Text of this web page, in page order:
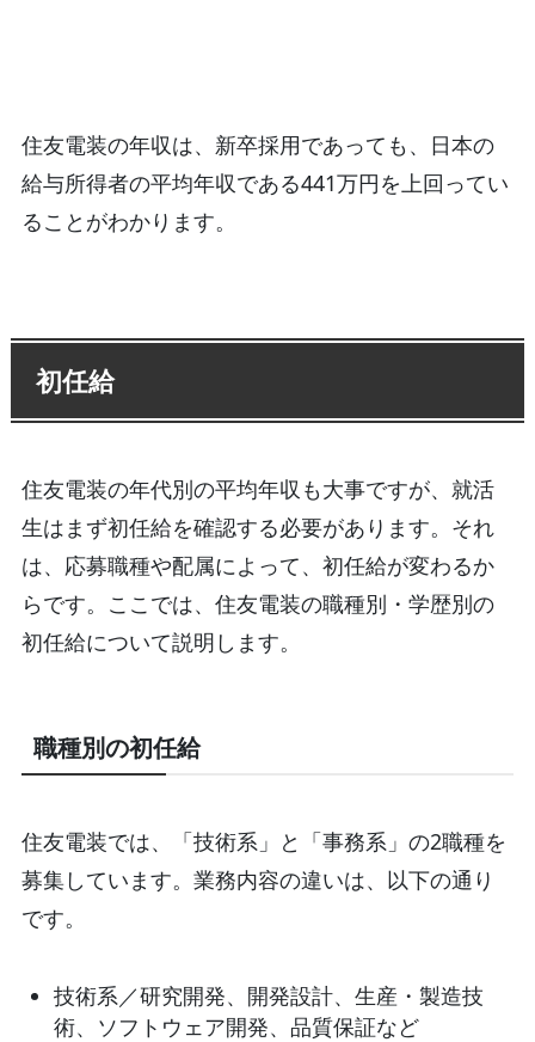
住友電装の年収は、新卒採用であっても、日本の
給与所得者の平均年収である441万円を上回ってい
ることがわかります。
初任給
住友電装の年代別の平均年収も大事ですが、就活
生はまず初任給を確認する必要があります。それ
は、応募職種や配属によって、初任給が変わるか
らです。ここでは、住友電装の職種別・学歴別の
初任給について説明します。
職種別の初任給
住友電装では、「技術系」と「事務系」の2職種を
募集しています。業務内容の違いは、以下の通り
です。
技術系／研究開発、開発設計、生産・製造技
術、ソフトウェア開発、品質保証など